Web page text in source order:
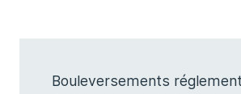
Bouleversements